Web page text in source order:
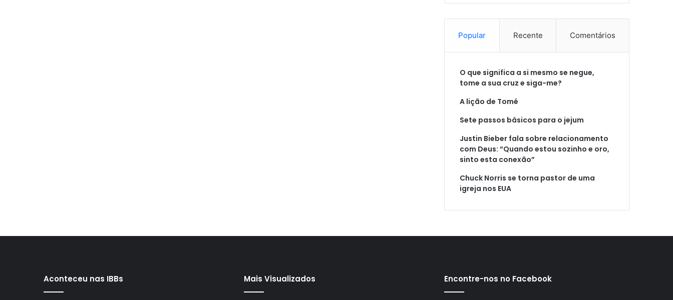
Popular Recente Comentários
O que significa a si mesmo se negue,
tome a sua cruz e siga-me?
A lição de Tomé
Sete passos básicos para o jejum
Justin Bieber fala sobre relacionamento
com Deus: “Quando estou sozinho e oro,
sinto esta conexão”
Chuck Norris se torna pastor de uma
igreja nos EUA
Aconteceu nas IBBs Mais Visualizados Encontre-nos no Facebook